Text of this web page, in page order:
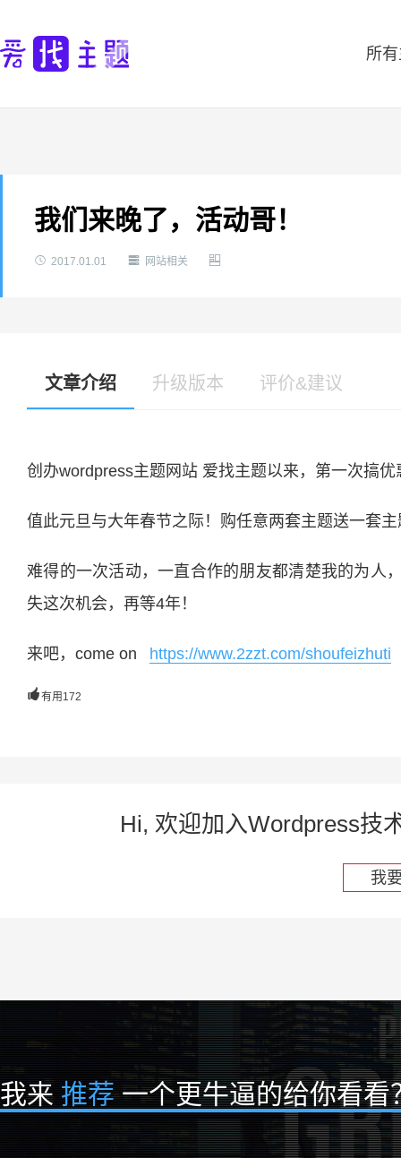
所
我们来晚了，活动哥！
 2017.01.01  网站相关 
文章介绍 升级版本 评价&建议
创办wordpress主题网站 爱找主题以来，第一次搞
值此元旦与大年春节之际！购任意两套主题送一套
难得的一次活动，一直合作的朋友都清楚我的为人
失这次机会，再等4年！
来吧，come on https://www.2zzt.com/shoufeizhuti
有用 172
Hi, 欢迎加入Wordpress技
我
我来 推荐 一个更牛逼的给你看看